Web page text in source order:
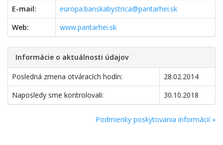
E-mail:
europa.banskabystrica@pantarhei.sk
Web:
www.pantarhei.sk
Informácie o aktuálnosti údajov
Posledná zmena otváracích hodín:
28.02.2014
Naposledy sme kontrolovali:
30.10.2018
Podmienky poskytovania informácií »